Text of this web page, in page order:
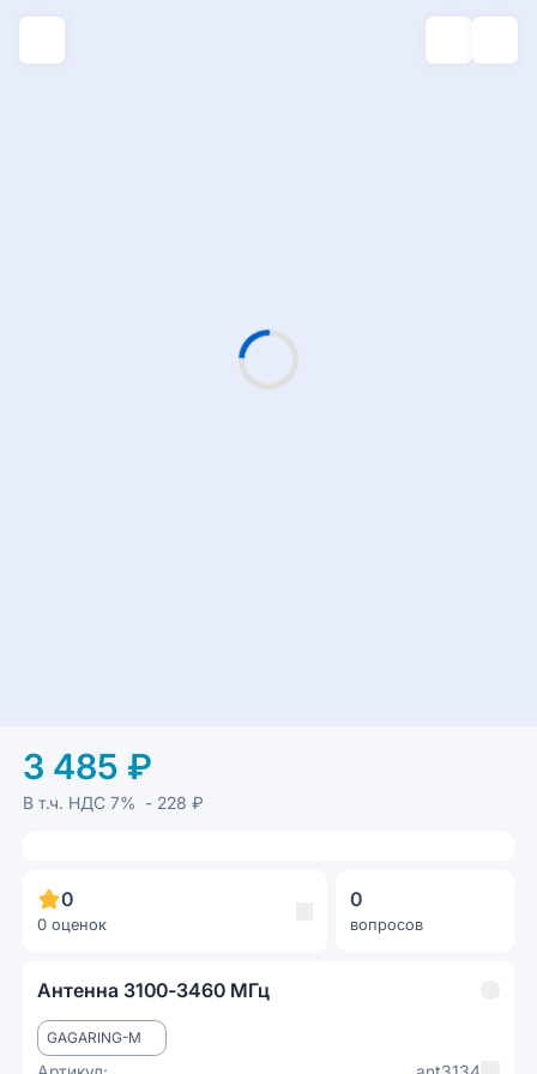
3 485 ₽
В т.ч. НДС7% - 228 ₽
0
0 оценок
0
вопросов
Антенна 3100-3460 МГц
GAGARING-M